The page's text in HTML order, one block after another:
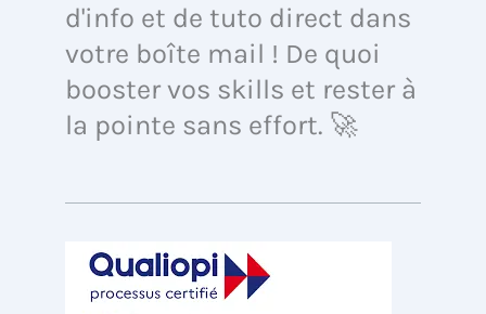
d'info et de tuto direct dans
votre boîte mail ! De quoi
booster vos skills et rester à
la pointe sans effort. 🚀